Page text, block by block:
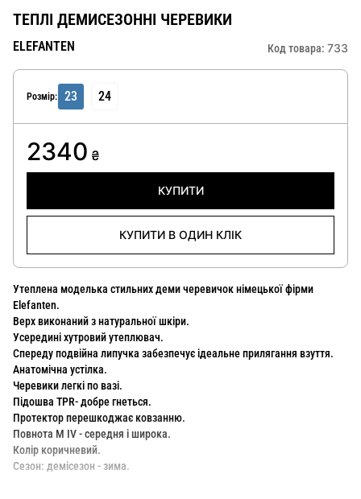
ТЕПЛІ ДЕМИСЕЗОННІ ЧЕРЕВИКИ
ELEFANTEN Код товара: 733
Розмір: 23 24
2340 ₴
КУПИТИ
КУПИТИ В ОДИН КЛІК
Утеплена моделька стильних деми черевичок німецької фірми
Elefanten.
Верх виконаний з натуральної шкіри.
Усередині хутровий утеплювач.
Спереду подвійна липучка забезпечує ідеальне прилягання взуття.
Анатомічна устілка.
Черевики легкі по вазі.
Підошва TPR- добре гнеться.
Протектор перешкоджає ковзанню.
Повнота M IV - середня і широка.
Колір коричневий.
Сезон: демісезон - зима.